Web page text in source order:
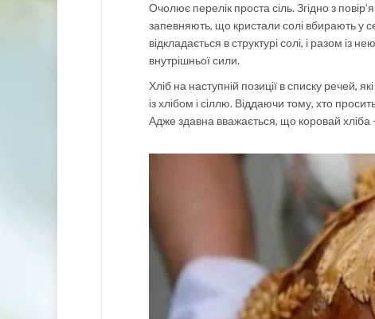
Очолює перелік проста сіль. Згідно з
запевняють, що кристали солі вбирають у
відкладається в структурі солі, і разом із
внутрішньої сили.
Хліб на наступній позиції в списку речей,
із хлібом і сіллю. Віддаючи тому, хто
Адже здавна вважається, що коровай хліба